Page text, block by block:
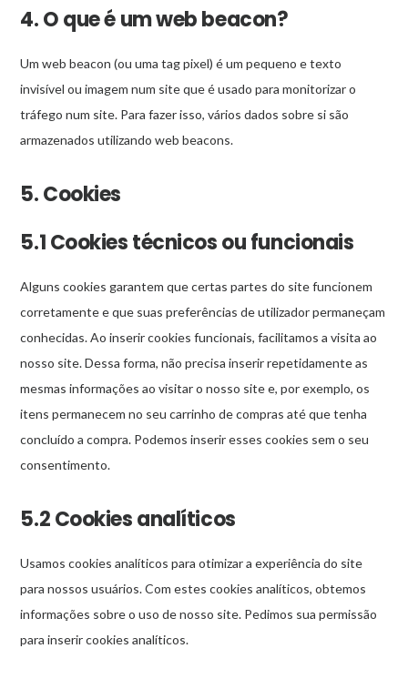
4. O que é um web beacon?
Um web beacon (ou uma tag pixel) é um pequeno e texto
invisível ou imagem num site que é usado para monitorizar o
tráfego num site. Para fazer isso, vários dados sobre si são
armazenados utilizando web beacons.
5. Cookies
5.1 Cookies técnicos ou funcionais
Alguns cookies garantem que certas partes do site funcionem
corretamente e que suas preferências de utilizador permaneçam
conhecidas. Ao inserir cookies funcionais, facilitamos a visita ao
nosso site. Dessa forma, não precisa inserir repetidamente as
mesmas informações ao visitar o nosso site e, por exemplo, os
itens permanecem no seu carrinho de compras até que tenha
concluído a compra. Podemos inserir esses cookies sem o seu
consentimento.
5.2 Cookies analíticos
Usamos cookies analíticos para otimizar a experiência do site
para nossos usuários. Com estes cookies analíticos, obtemos
informações sobre o uso de nosso site. Pedimos sua permissão
para inserir cookies analíticos.